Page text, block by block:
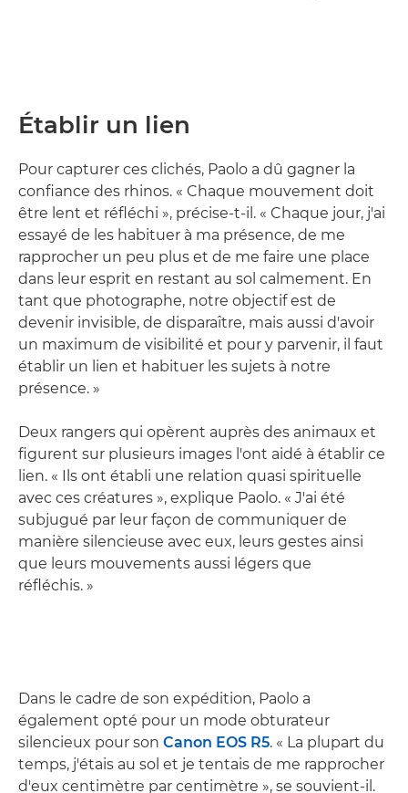
Établir un lien
Pour capturer ces clichés, Paolo a dû gagner la
confiance des rhinos. « Chaque mouvement doit
être lent et réfléchi », précise-t-il. « Chaque jour, j'ai
essayé de les habituer à ma présence, de me
rapprocher un peu plus et de me faire une place
dans leur esprit en restant au sol calmement. En
tant que photographe, notre objectif est de
devenir invisible, de disparaître, mais aussi d'avoir
un maximum de visibilité et pour y parvenir, il faut
établir un lien et habituer les sujets à notre
présence. »
Deux rangers qui opèrent auprès des animaux et
figurent sur plusieurs images l'ont aidé à établir ce
lien. « Ils ont établi une relation quasi spirituelle
avec ces créatures », explique Paolo. « J'ai été
subjugué par leur façon de communiquer de
manière silencieuse avec eux, leurs gestes ainsi
que leurs mouvements aussi légers que
réfléchis. »
Dans le cadre de son expédition, Paolo a
également opté pour un mode obturateur
silencieux pour son Canon EOS R5. « La plupart du
temps, j'étais au sol et je tentais de me rapprocher
d'eux centimètre par centimètre », se souvient-il.